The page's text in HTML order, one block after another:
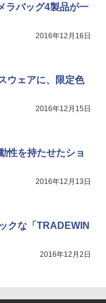
ラバッグ4製品が一
2016年12月16日
ウェアに、限定色
2016年12月15日
性を持たせたショ
2016年12月13日
クな「TRADEWIN
2016年12月2日